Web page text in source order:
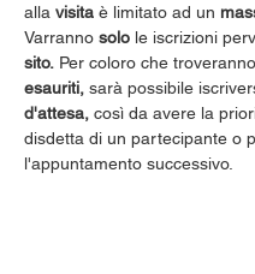
alla visita è limitato ad un
Varranno solo le iscrizioni
sito. Per coloro che
esauriti, sarà possibile
d'attesa, così da avere la
disdetta di un partecipante o
l'appuntamento successivo.